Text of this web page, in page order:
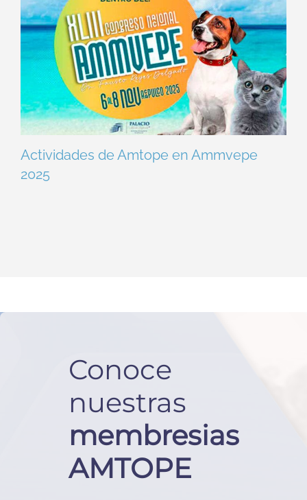
Actividades de Amtope en Ammvepe
2025
Conoce
nuestras
membresias
AMTOPE